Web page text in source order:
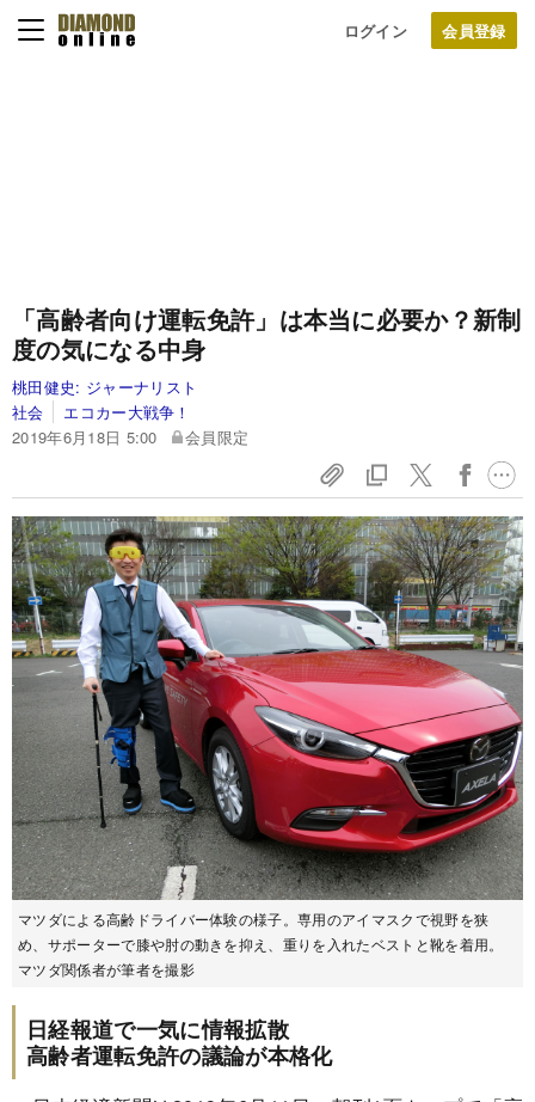
ログイン
「高齢者向け運転免許」は本当に必要か？新制
度の気になる中身
桃田健史: ジャーナリスト
社会
エコカー大戦争！
2019年6月18日 5:00
会員限定
マツダによる高齢ドライバー体験の様子。専用のアイマスクで視野を狭
め、サポーターで膝や肘の動きを抑え、重りを入れたベストと靴を着用。
マツダ関係者が筆者を撮影
日経報道で一気に情報拡散
高齢者運転免許の議論が本格化